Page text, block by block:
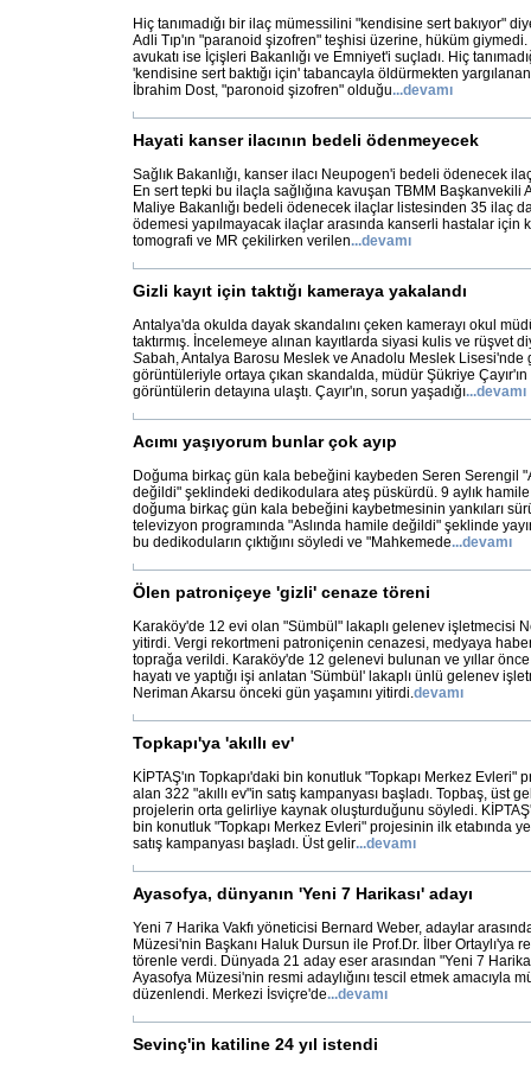
Hiç tanımadığı bir ilaç mümessilini "kendisine sert bakıyor"
Adli Tıp'ın "paranoid şizofren" teşhisi üzerine, hüküm
avukatı ise İçişleri Bakanlığı ve Emniyet'i suçladı. Hiç
'kendisine sert baktığı için' tabancayla öldürmekten
İbrahim Dost, "paronoid şizofren" olduğu...devamı
Hayati kanser ilacının bedeli ödenmeyecek
Sağlık Bakanlığı, kanser ilacı Neupogen'i bedeli ödenecek
En sert tepki bu ilaçla sağlığına kavuşan TBMM Başkanvekili
Maliye Bakanlığı bedeli ödenecek ilaçlar listesinden 35 ilaç
ödemesi yapılmayacak ilaçlar arasında kanserli hastalar için
tomografi ve MR çekilirken verilen...devamı
Gizli kayıt için taktığı kameraya yakalandı
Antalya'da okulda dayak skandalını çeken kamerayı okul
taktırmış. İncelemeye alınan kayıtlarda siyasi kulis ve rüşvet
Sabah, Antalya Barosu Meslek ve Anadolu Meslek Lisesi'nde
görüntüleriyle ortaya çıkan skandalda, müdür Şükriye
görüntülerin detayına ulaştı. Çayır'ın, sorun yaşadığı...devamı
Acımı yaşıyorum bunlar çok ayıp
Doğuma birkaç gün kala bebeğini kaybeden Seren Serengil
değildi" şeklindeki dedikodulara ateş püskürdü. 9 aylık
doğuma birkaç gün kala bebeğini kaybetmesinin yankıları
televizyon programında "Aslında hamile değildi" şeklinde
bu dedikoduların çıktığını söyledi ve "Mahkemede...devamı
Ölen patroniçeye 'gizli' cenaze töreni
Karaköy'de 12 evi olan "Sümbül" lakaplı gelenev işletmecisi
yitirdi. Vergi rekortmeni patroniçenin cenazesi, medyaya
toprağa verildi. Karaköy'de 12 gelenevi bulunan ve yıllar önce
hayatı ve yaptığı işi anlatan 'Sümbül' lakaplı ünlü gelenev
Neriman Akarsu önceki gün yaşamını yitirdi.devamı
Topkapı'ya 'akıllı ev'
KİPTAŞ'ın Topkapı'daki bin konutluk "Topkapı Merkez Evleri"
alan 322 "akıllı ev"in satış kampanyası başladı. Topbaş, üst
projelerin orta gelirliye kaynak oluşturduğunu söyledi.
bin konutluk "Topkapı Merkez Evleri" projesinin ilk etabında
satış kampanyası başladı. Üst gelir...devamı
Ayasofya, dünyanın 'Yeni 7 Harikası' adayı
Yeni 7 Harika Vakfı yöneticisi Bernard Weber, adaylar
Müzesi'nin Başkanı Haluk Dursun ile Prof.Dr. İlber Ortaylı'ya
törenle verdi. Dünyada 21 aday eser arasından "Yeni 7
Ayasofya Müzesi'nin resmi adaylığını tescil etmek amacıyla
düzenlendi. Merkezi İsviçre'de...devamı
Sevinç'in katiline 24 yıl istendi